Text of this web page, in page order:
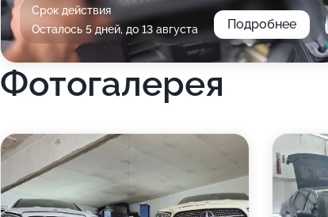
Срок действия
Осталось 5 дней, до 13 августа
Подробнее
Фотогалерея